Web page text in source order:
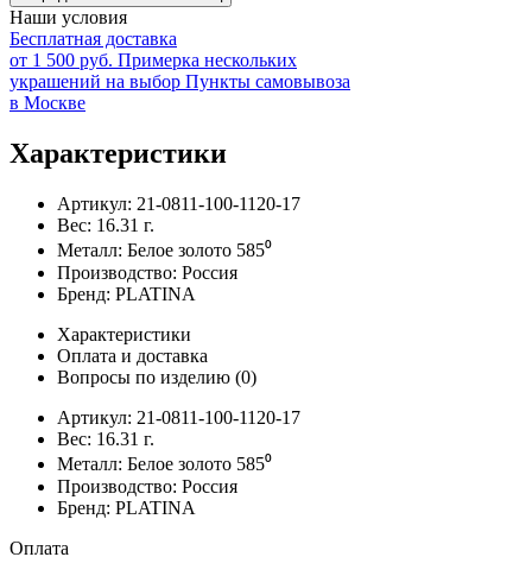
Наши условия
Бесплатная доставка
от 1 500 руб. Примерка нескольких
украшений на выбор Пункты самовывоза
в Москве
Характеристики
Артикул: 21-0811-100-1120-17
Вес: 16.31 г.
Металл: Белое золото 585⁰
Производство: Россия
Бренд: PLATINA
Характеристики
Оплата и доставка
Вопросы по изделию (0)
Артикул: 21-0811-100-1120-17
Вес: 16.31 г.
Металл: Белое золото 585⁰
Производство: Россия
Бренд: PLATINA
Оплата